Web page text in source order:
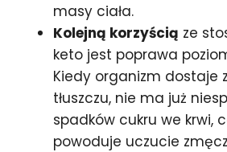
masy ciała.
Kolejną korzyścią ze
keto jest poprawa
Kiedy organizm dostaje
tłuszczu, nie ma już
spadków cukru we krwi,
powoduje uczucie